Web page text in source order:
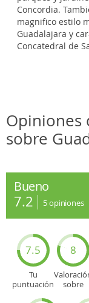
Concordia.
magnifico estilo
Guadalajara y
Concatedral de
Opiniones
sobre
Bueno
7.2 5opiniones
7.5
Tu
puntuación
8
sobre